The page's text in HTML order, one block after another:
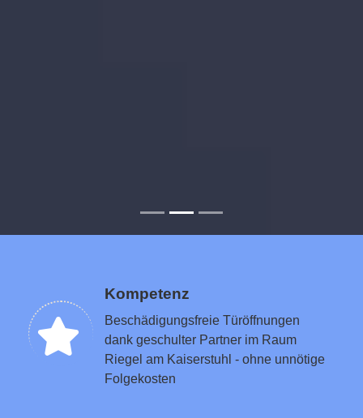
Kompetenz
Beschädigungsfreie Türöffnungen
dank geschulter Partner im Raum
Riegel am Kaiserstuhl - ohne unnötige
Folgekosten